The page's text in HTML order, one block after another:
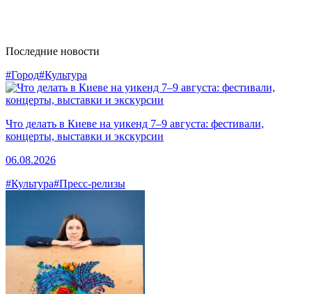
Последние новости
#Город#Культура
Что делать в Киеве на уикенд 7–9 августа: фестивали,
концерты, выставки и экскурсии
06.08.2026
#Культура#Пресс-релизы